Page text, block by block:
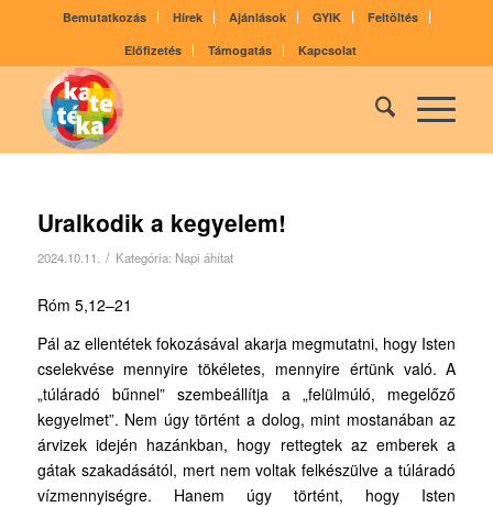
Bemutatkozás Hírek Ajánlások GYIK
Feltöltés
Előfizetés
Támogatás Kapcsolat
Uralkodik a kegyelem!
2024.10.11. / Kategória: Napi áhítat
Róm 5,12–21
Pál az ellentétek fokozásával akarja megmutatni, hogy Isten
cselekvése mennyire tökéletes, mennyire értünk való. A
„túláradó bűnnel” szembeállítja a „felülmúló, megelőző
kegyelmet”. Nem úgy történt a dolog, mint mostanában az
árvizek idején hazánkban, hogy rettegtek az emberek a
gátak szakadásától, mert nem voltak felkészülve a túláradó
vízmennyiségre. Hanem úgy történt, hogy Isten